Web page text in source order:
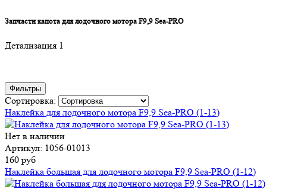
Запчасти капота для лодочного мотора F9,9 Sea-PRO
Детализация 1
Фильтры
Сортировка:
Наклейка для лодочного мотора F9,9 Sea-PRO (1-13)
Нет в наличии
Артикул: 1056-01013
160 руб
Наклейка большая для лодочного мотора F9,9 Sea-PRO (1-12)